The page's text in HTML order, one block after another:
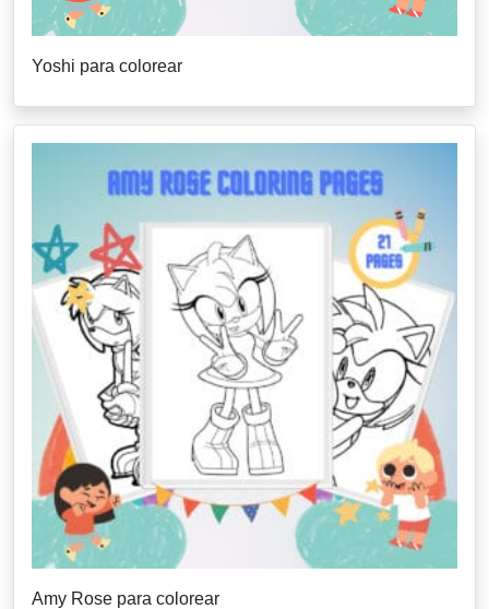
Yoshi para colorear
Amy Rose para colorear